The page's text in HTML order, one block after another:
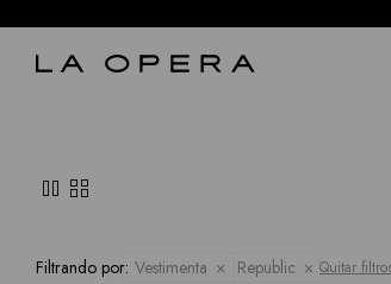
pause grid_view
Filtrando por: Vestimenta Republic Quitar